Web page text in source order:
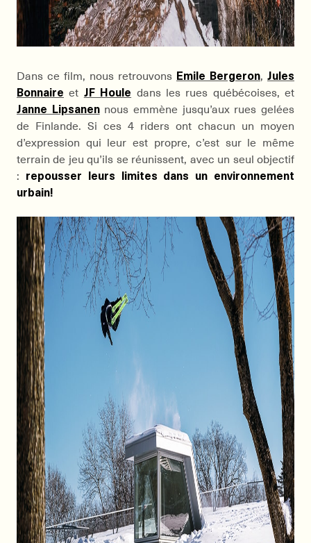
Dans ce film, nous retrouvons Emile Bergeron, Jules
Bonnaire et JF Houle dans les rues québécoises, et
Janne Lipsanennous emmène jusqu’aux rues gelées
de Finlande. Si ces 4 riders ont chacun un moyen
d’expression qui leur est propre, c’est sur le même
terrain de jeu qu’ils se réunissent, avec un seul objectif
: repousser leurs limites dans un environnement
urbain!